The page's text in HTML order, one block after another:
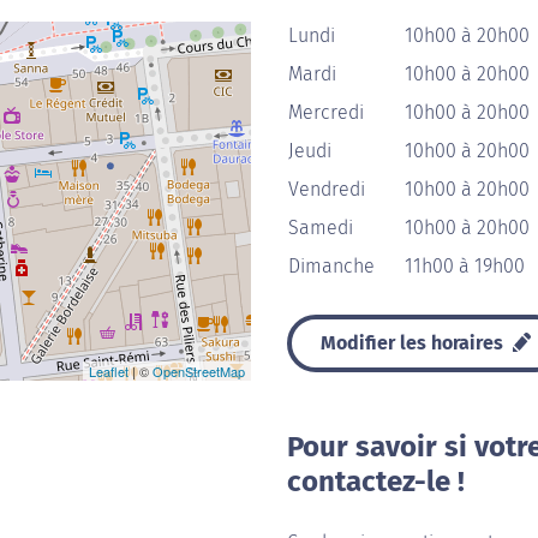
Leaflet| ©OpenStreetMap
Lundi
10h00 à 20h00
Mardi
10h00 à 20h00
Mercredi
10h00 à 20h00
Jeudi
10h00 à 20h00
Vendredi
10h00 à 20h00
Samedi
10h00 à 20h00
Dimanche
11h00 à 19h00
Modifier les horaires
Pour savoir si
contactez-le !